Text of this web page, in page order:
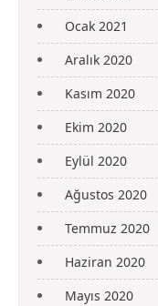
Ocak 2021
Aralık 2020
Kasım 2020
Ekim 2020
Eylül 2020
Ağustos 2020
Temmuz 2020
Haziran 2020
Mayıs 2020